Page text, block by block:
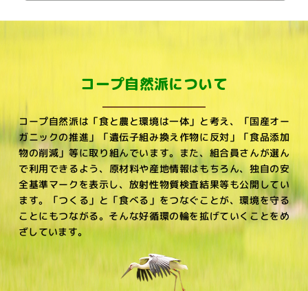
コープ自然派について
コープ自然派は「食と農と環境は一体」と考え、 「国産オー
ガニックの推進」「遺伝子組み換え作物に反対」「食品添加
物の削減」等に取り組んでいます。また、組合員さんが選ん
で利用できるよう、原材料や産地情報はもちろん、独自の安
全基準マークを表示し、 放射性物質検査結果等も公開してい
ます。 「つくる」と「食べる」をつなぐことが、環境を守る
ことにもつながる。 そんな好循環の輪を拡げていくことをめ
ざしています。